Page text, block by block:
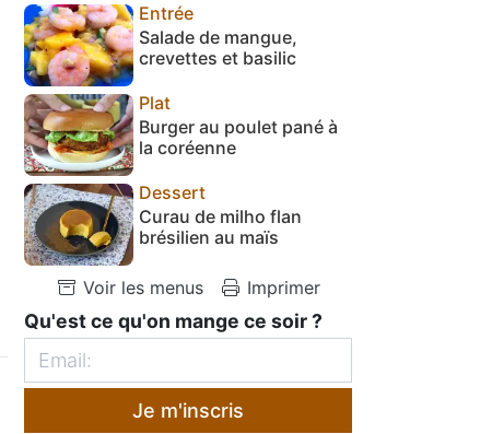
Entrée
Salade de mangue,
crevettes et basilic
Plat
Burger au poulet pané à
la coréenne
Dessert
Curau de milho flan
brésilien au maïs
Voir les menus Imprimer
Qu'est ce qu'on mange ce soir ?
Je m'inscris